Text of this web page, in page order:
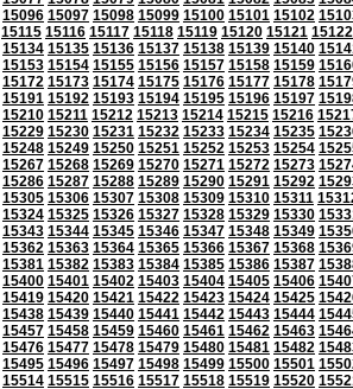
15096 15097 15098 15099 15100 15101 15102
15115 15116 15117 15118 15119 15120 15121 15122
15134 15135 15136 15137 15138 15139 15140
15153 15154 15155 15156 15157 15158 15159
15172 15173 15174 15175 15176 15177 15178
15191 15192 15193 15194 15195 15196 15197
15210 15211 15212 15213 15214 15215 15216
15229 15230 15231 15232 15233 15234 15235
15248 15249 15250 15251 15252 15253 15254
15267 15268 15269 15270 15271 15272 15273
15286 15287 15288 15289 15290 15291 15292
15305 15306 15307 15308 15309 15310 15311
15324 15325 15326 15327 15328 15329 15330
15343 15344 15345 15346 15347 15348 15349
15362 15363 15364 15365 15366 15367 15368
15381 15382 15383 15384 15385 15386 15387
15400 15401 15402 15403 15404 15405 15406
15419 15420 15421 15422 15423 15424 15425
15438 15439 15440 15441 15442 15443 15444
15457 15458 15459 15460 15461 15462 15463
15476 15477 15478 15479 15480 15481 15482
15495 15496 15497 15498 15499 15500 15501
15514 15515 15516 15517 15518 15519 15520